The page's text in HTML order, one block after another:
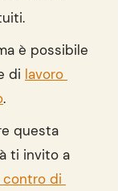
è possibile
di lavoro
.
questa
ti invito a
contro di